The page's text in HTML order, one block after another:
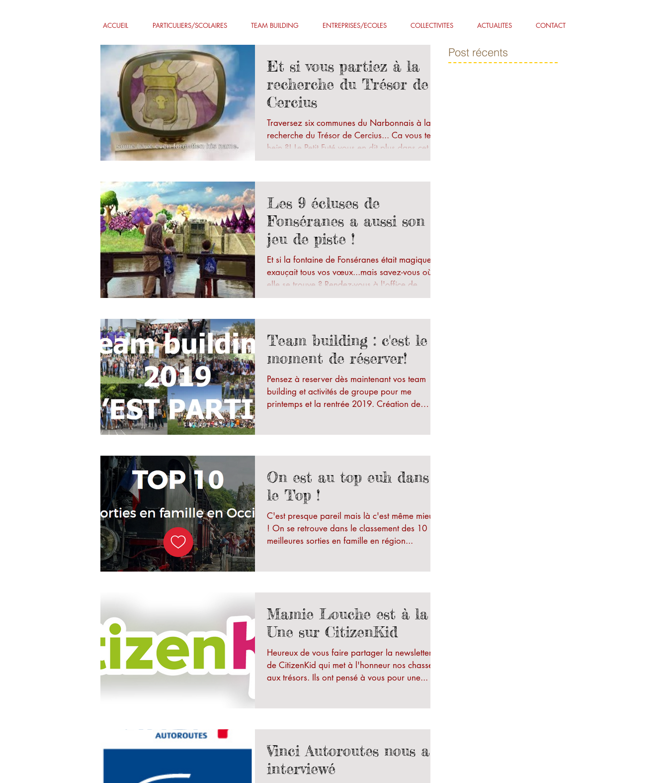
ACCUEIL PARTICULIERS/SCOLAIRES TEAM BUILDING ENTREPRISES/ECOLES COLLECTIVITES ACTUALITES CONTACT
Et si vous partiez à la
recherche du Trésor de
Cercius
Traversez six communes du Narbonnais à la
recherche du Trésor de Cercius... Ca vous tente
hein ?! Le Petit Futé vous en dit plus dans cet...
Les 9 écluses de
Fonséranes a aussi son
jeu de piste !
Et si la fontaine de Fonséranes était magique et
exauçait tous vos vœux...mais savez-vous où
elle se trouve ? Rendez-vous à l'office de...
Team building : c'est le
moment de réserver!
Pensez à reserver dès maintenant vos team
building et activités de groupe pour me
printemps et la rentrée 2019. Création de
On est au top euh dans
le Top !
C'est presque pareil mais là c'est même mieux
! On se retrouve dans le classement des 10
meilleures sorties en famille en région...
Mamie Louche est à la
Une sur CitizenKid
Heureux de vous faire partager la newsletter
de CitizenKid qui met à l'honneur nos chasses
aux trésors. Ils ont pensé à vous pour une...
Vinci Autoroutes nous a
interviewé
Post récents